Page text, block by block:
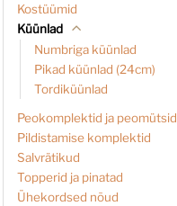
Kostüümid
Küünlad
Numbriga küünlad
Pikad küünlad (24cm)
Tordiküünlad
Peokomplektid ja peomütsid
Pildistamise komplektid
Salvrätikud
Topperid ja pinatad
Ühekordsed nõud